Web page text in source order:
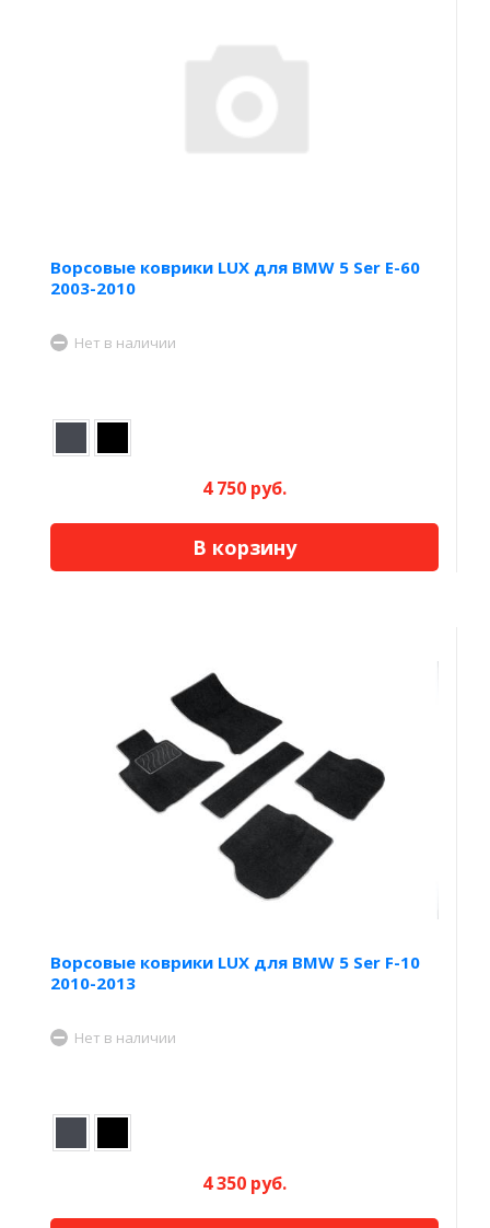
Ворсовые коврики LUX для BMW 5 Ser E-60
2003-2010
Нет в наличии
4 750 руб.
В корзину
Ворсовые коврики LUX для BMW 5 Ser F-10
2010-2013
Нет в наличии
4 350 руб.